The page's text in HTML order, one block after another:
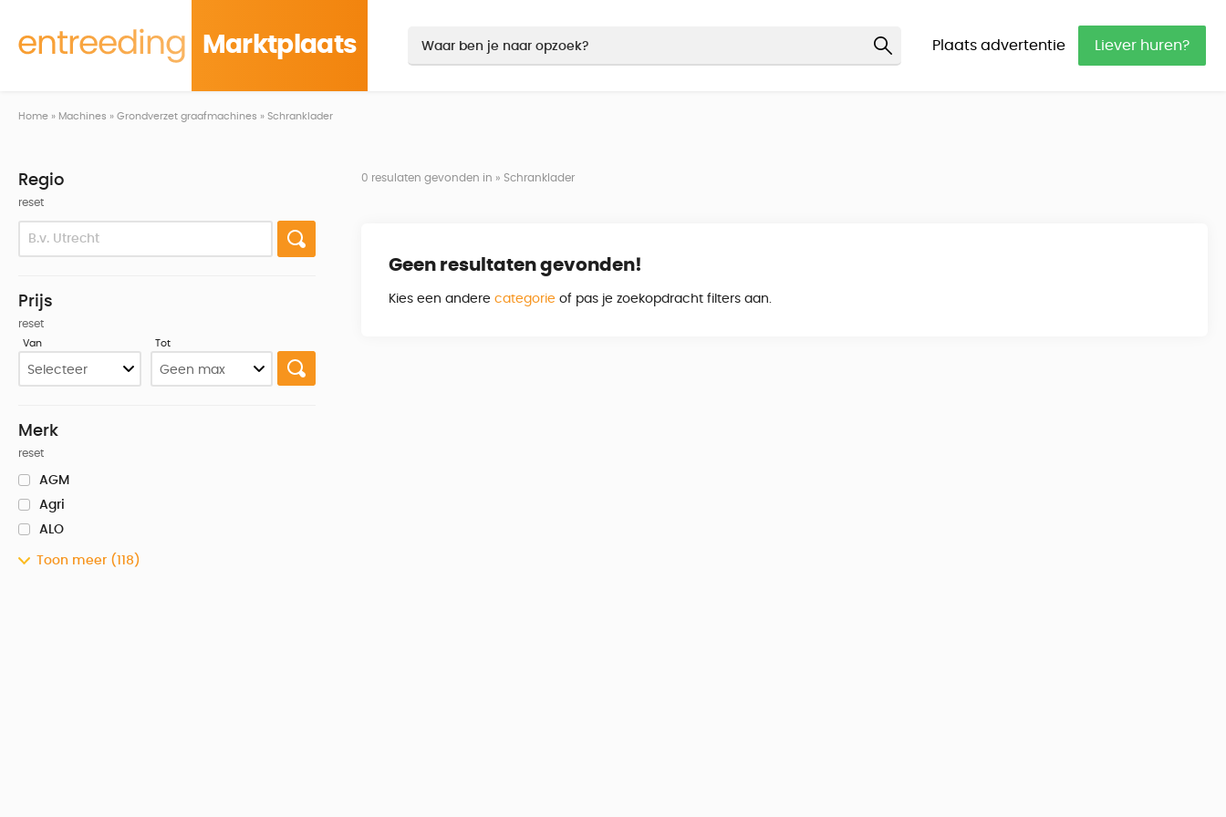
Marktplaats Plaats advertentie Liever huren?
Home » Machines » Grondverzet graafmachines » Schranklader
Regio
reset
Prijs
reset
Van Tot
Merk
reset
AGM
Agri
ALO
Toon meer (118)
0 resulaten gevonden in » Schranklader
Geen resultaten gevonden!
Kies een andere categorie of pas je zoekopdracht filters aan.